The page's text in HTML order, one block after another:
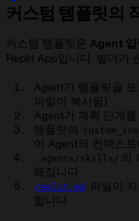
커스텀 템플릿의
커스텀 템플릿은 Agent 입
Replit App입니다. 빌더가
Agent가 템플릿을
파일이 복사됨)
Agent가 계획 단계
템플릿의
이 Agent의 컨텍스
.agents/skills/ 의
해집니다
replit.md 파일이
합니다